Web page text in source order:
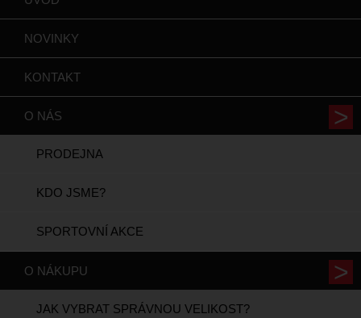
NOVINKY
KONTAKT
O NÁS
PRODEJNA
KDO JSME?
SPORTOVNÍ AKCE
O NÁKUPU
JAK VYBRAT SPRÁVNOU VELIKOST?